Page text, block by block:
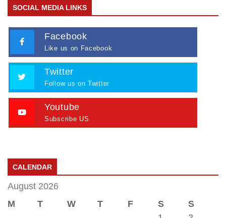
SOCIAL MEDIA LINKS
Facebook
Like us on Facebook
Twitter
Follow us on Twitter
Youtube
Subscribe US
CALENDAR
August 2026
M
T W T F S
S